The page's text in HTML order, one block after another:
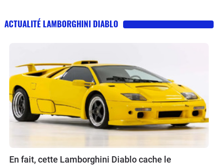
ACTUALITÉ LAMBORGHINI DIABLO
En fait, cette Lamborghini Diablo cache le